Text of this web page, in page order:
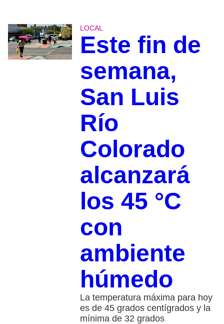
LOCAL
Este fin de
semana,
San Luis
Río
Colorado
alcanzará
los 45 °C
con
ambiente
húmedo
La temperatura máxima para hoy
es de 45 grados centígrados y la
mínima de 32 grados